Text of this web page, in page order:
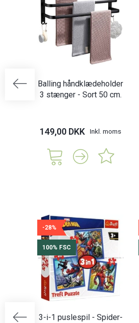
Balling håndklædeholder
3 stænger - Sort 50 cm.
149,00 DKK Inkl. moms
-28%
100% FSC
3-i-1 puslespil - Spider-